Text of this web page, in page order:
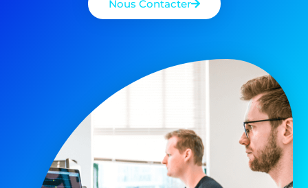
Nous Contacter